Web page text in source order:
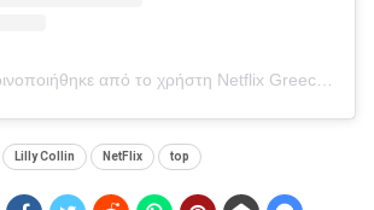
Η δημοσίευση κοινοποιήθηκε από το χρήστη Netflix Greece (@netflixgr)
Lilly Collin NetFlix top